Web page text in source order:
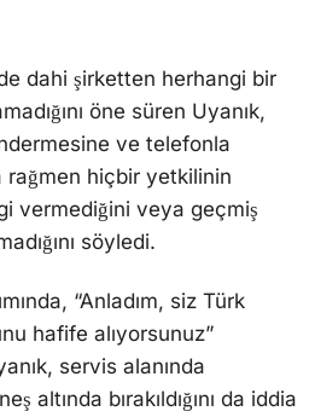
dahi şirketten herhangi bir
öne süren Uyanık,
ve telefonla
rağmen hiçbir yetkilinin
vermediğini veya geçmiş
söyledi.
“Anladım, siz Türk
hafife alıyorsunuz”
servis alanında
altında bırakıldığını da iddia